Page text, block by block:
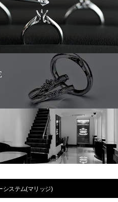
システム(マリッジ)